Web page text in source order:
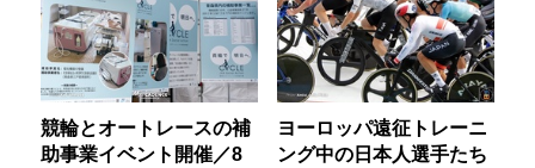
競輪とオートレースの補
助事業イベント開催／8
ヨーロッパ遠征トレーニ
ング中の日本人選手たち